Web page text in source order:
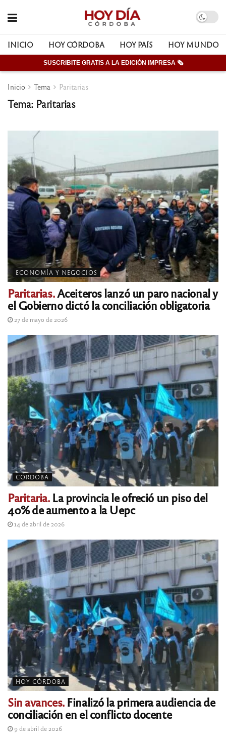
INICIO HOY CÓRDOBA HOY PAÍS HOY MUNDO
SUSCRIBITE GRATIS A LA EDICIÓN IMPRESA 🗞
Inicio Tema Paritarias
Tema: Paritarias
ECONOMÍA Y NEGOCIOS
Paritarias.Aceiteros lanzó un paro nacional y
el Gobierno dictó la conciliación obligatoria
27 de mayo de 2026
CÓRDOBA
Paritaria.La provincia le ofreció un piso del
40% de aumento a la Uepc
14 de abril de 2026
HOY CÓRDOBA
Sin avances.Finalizó la primera audiencia de
conciliación en el conflicto docente
9 de abril de 2026